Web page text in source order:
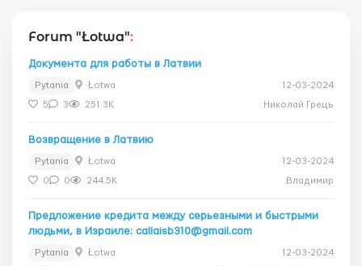
Forum "Łotwa":
Документа для работы в Латвии
Pytania Łotwa 12-03-2024
5 3 251.3K Николай Грець
Возвращение в Латвию
Pytania Łotwa 12-03-2024
0 0 244.5K Владимир
Предложение кредита между серьезными и быстрыми
людьми, в Израиле: callaisb310@gmail.com
Pytania Łotwa 12-03-2024